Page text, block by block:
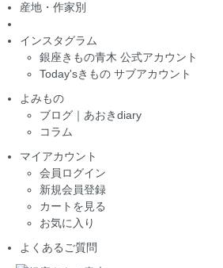
産地・作家別
インスタグラム
銀座きもの青木 公式アカウント
Today'sきもの サブアカウント
よみもの
ブログ｜あおきdiary
コラム
マイアカウント
会員ログイン
新規会員登録
カートを見る
お気に入り
よくあるご質問